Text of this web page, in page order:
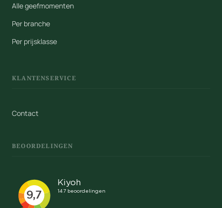
Alle geefmomenten
Per branche
Per prijsklasse
KLANTENSERVICE
Contact
BEOORDELINGEN